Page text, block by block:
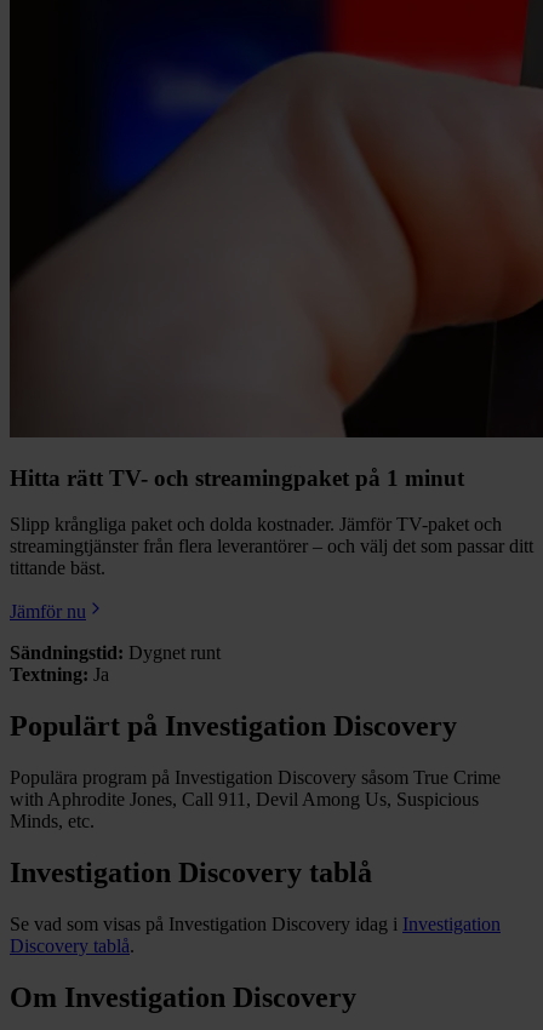
Hitta rätt TV- och streamingpaket på 1 minut
Slipp krångliga paket och dolda kostnader. Jämför TV-paket och
streamingtjänster från flera leverantörer – och välj det som passar ditt
tittande bäst.
Jämför nu
Sändningstid: Dygnet runt
Textning: Ja
Populärt på Investigation Discovery
Populära program på Investigation Discovery såsom True Crime
with Aphrodite Jones, Call 911, Devil Among Us, Suspicious
Minds, etc.
Investigation Discovery tablå
Se vad som visas på Investigation Discovery idag i Investigation
Discovery tablå.
Om Investigation Discovery